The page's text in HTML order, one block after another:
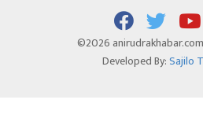
©2026 anirudrakhabar.com
Developed By:Sajilo